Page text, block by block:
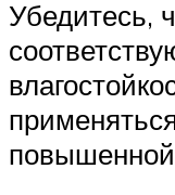
Убедитесь,